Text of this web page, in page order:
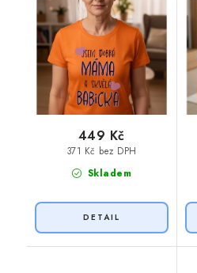
Skladem
371 Kč bez DPH
449 Kč